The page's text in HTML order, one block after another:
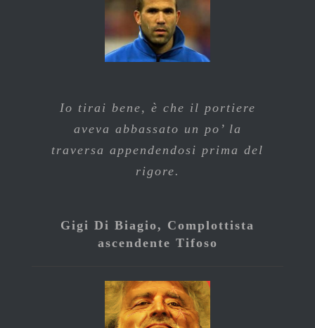
Io tirai bene, è che il portiere
aveva abbassato un po’ la
traversa appendendosi prima del
rigore.
Gigi Di Biagio, Complottista
ascendente Tifoso